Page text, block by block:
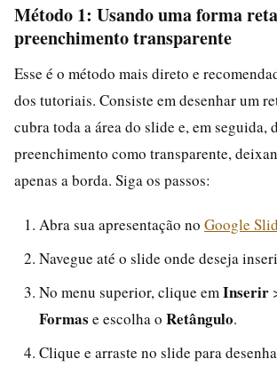
Método 1: Usando uma forma
preenchimento transparente
Esse é o método mais direto e
dos tutoriais. Consiste em desenhar um
cubra toda a área do slide e, em seguida,
preenchimento como transparente,
apenas a borda. Siga os passos:
Abra sua apresentação no Google
Navegue até o slide onde deseja
No menu superior, clique em Inserir
Formas e escolha o Retângulo.
Clique e arraste no slide para